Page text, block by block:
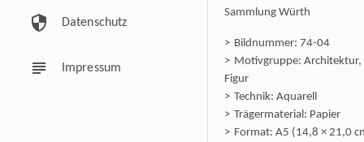
security Datenschutz
subject Impressum
Sammlung Würth
Bildnummer: 74-04
Motivgruppe: Architektur,
Figur
Technik: Aquarell
Trägermaterial: Papier
Format: A5 (14,8 × 21,0